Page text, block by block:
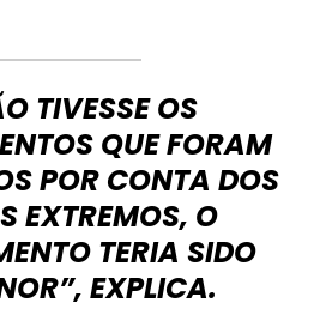
TIVESSE OS
QUE FORAM
POR CONTA DOS
EXTREMOS, O
TERIA SIDO
EXPLICA.